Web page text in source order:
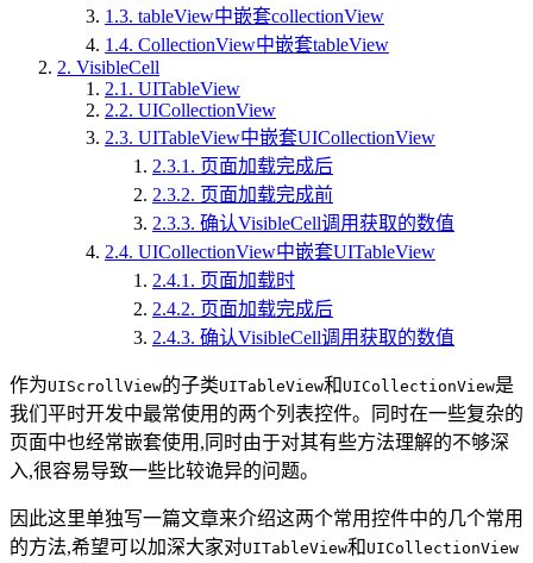
1.3. tableView中嵌套collectionView
1.4. CollectionView中嵌套tableView
2. VisibleCell
2.1. UITableView
2.2. UICollectionView
2.3. UITableView中嵌套UICollectionView
2.3.1. 页面加载完成后
2.3.2. 页面加载完成前
2.3.3. 确认VisibleCell调用获取的数值
2.4. UICollectionView中嵌套UITableView
2.4.1. 页面加载时
2.4.2. 页面加载完成后
2.4.3. 确认VisibleCell调用获取的数值
作为UIScrollView的子类UITableView和 UICollectionView是
我们平时开发中最常使用的两个列表控件。同时在一些复杂的
页面中也经常嵌套使用,同时由于对其有些方法理解的不够深
入,很容易导致一些比较诡异的问题。
因此这里单独写一篇文章来介绍这两个常用控件中的几个常用
的方法,希望可以加深大家对UITableView和 UICollectionView